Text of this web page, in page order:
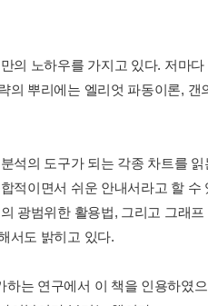
의 노하우를 가지고 있다. 저마
뿌리에는 엘리엇 파동이론, 갠
석의 도구가 되는 각종 차트를
적이면서 쉬운 안내서라고 할 수
광범위한 활용법, 그리고 그래
서도 밝히고 있다.
는 연구에서 이 책을 인용하였